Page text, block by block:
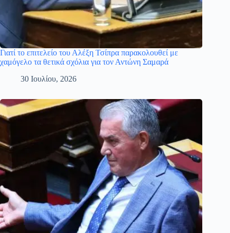
Γιατί το επιτελείο του Αλέξη Τσίπρα παρακολουθεί με
χαμόγελο τα θετικά σχόλια για τον Αντώνη Σαμαρά
30 Ιουλίου, 2026